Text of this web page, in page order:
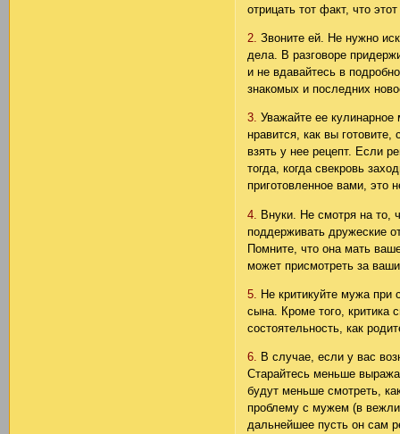
отрицать тот факт, что
2.Звоните ей. Не нужно
дела. В разговоре
и не вдавайтесь в
знакомых и последних
3. Уважайте ее кулинарное
нравится, как вы
взять у нее рецепт. Если
тогда, когда свекровь
приготовленное вами, это
4. Внуки. Не смотря на то,
поддерживать дружеские
Помните, что она мать
может присмотреть за
5.
Не критикуйте мужа при
сына. Кроме того, критика
состоятельность, как
6. В случае, если у вас
Старайтесь меньше
будут меньше смотреть,
проблему с мужем (в
дальнейшее пусть он сам